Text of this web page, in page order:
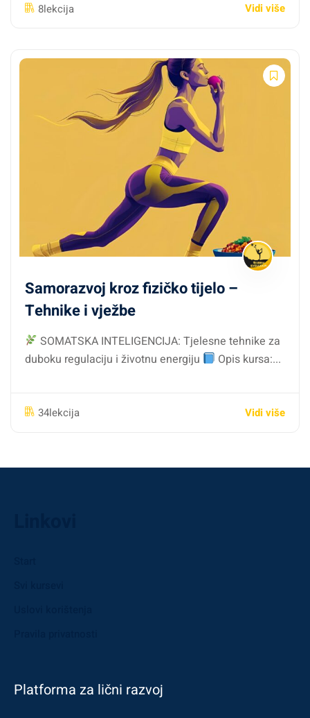
8lekcija Vidi više
Samorazvoj kroz fizičko tijelo –
Tehnike i vježbe
SOMATSKA INTELIGENCIJA: Tjelesne tehnike za
duboku regulaciju i životnu energiju
Opis kursa:...
34lekcija Vidi više
Platforma za lični razvoj